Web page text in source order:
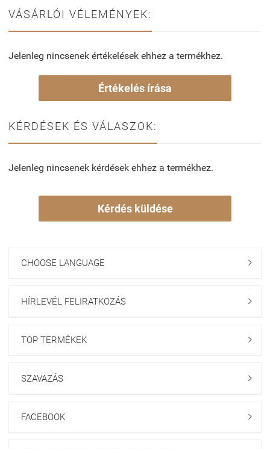
VÁSÁRLÓI VÉLEMÉNYEK:
Jelenleg nincsenek értékelések ehhez a termékhez.
Értékelés írása
KÉRDÉSEK ÉS VÁLASZOK:
Jelenleg nincsenek kérdések ehhez a termékhez.
Kérdés küldése
CHOOSE LANGUAGE 
HÍRLEVÉL FELIRATKOZÁS 
TOP TERMÉKEK 
SZAVAZÁS 
FACEBOOK 